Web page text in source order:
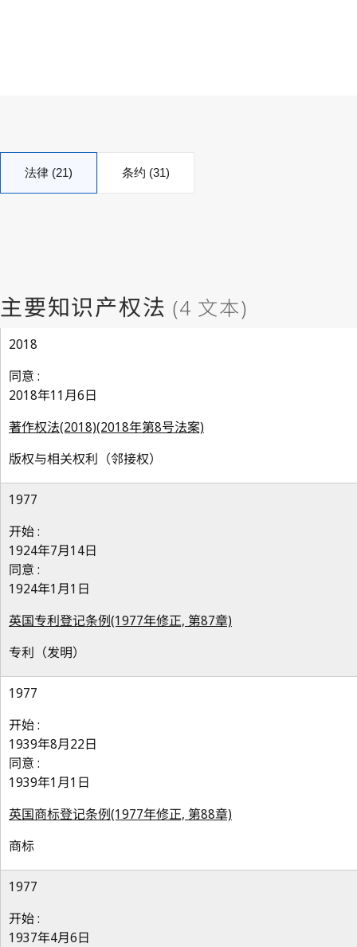
法律 (21) 条约 (31)
2018
同意 :
2018年11月6日
著作权法(2018)(2018年第8号法案)
版权与相关权利（邻接权）
1977
开始 :
1924年7月14日
同意 :
1924年1月1日
英国专利登记条例(1977年修正, 第87章)
专利（发明）
1977
开始 :
1939年8月22日
同意 :
1939年1月1日
英国商标登记条例(1977年修正, 第88章)
商标
1977
开始 :
1937年4月6日